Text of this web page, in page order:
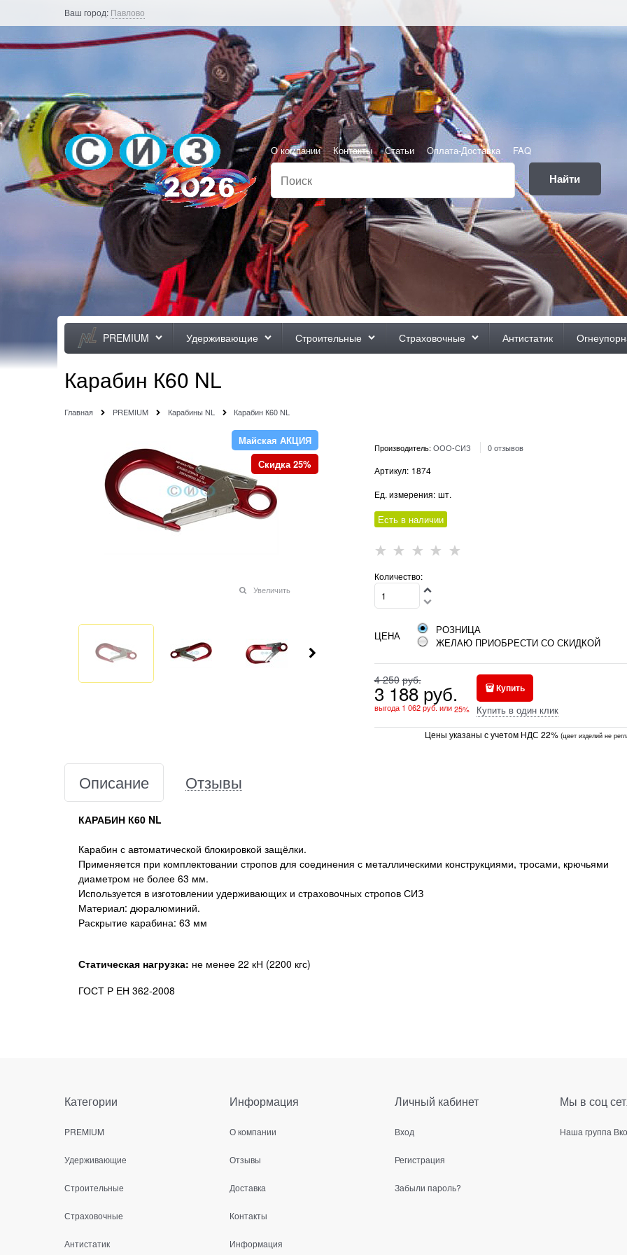
Ваш город: Павлово
О компании Контакты Статьи Оплата-Доставка FAQ
Найти
PREMIUM Удерживающие Строительные Страховочные Антистатик
Карабин К60 NL
Главная PREMIUM Карабины NL Карабин К60 NL
Майская АКЦИЯ
Скидка 25%
Увеличить
Производитель: ООО-СИЗ 0 отзывов
Артикул: 1874
Ед. измерения: шт.
Есть в наличии
Количество:
ЦЕНА
РОЗНИЦА
ЖЕЛАЮ ПРИОБРЕСТИ СО СКИДКОЙ
4 250 руб.
3 188 руб.
выгода 1 062 руб.или25%
Купить
Купить в один клик
Цены указаны с учетом НДС 22% (цвет изделий не
Описание Отзывы
КАРАБИН К60 NL
Карабин с автоматической блокировкой защёлки.
Применяется при комплектовании стропов для соединения с металлическими конструкциями, тросами, крючьями
диаметром не более 63 мм.
Используется в изготовлении удерживающих и страховочных стропов СИЗ
Материал: дюралюминий.
Раскрытие карабина: 63 мм
Статическая нагрузка: не менее 22 кН (2200 кгс)
ГОСТ Р ЕН 362-2008
Категории
PREMIUM
Удерживающие
Строительные
Страховочные
Антистатик
Информация
О компании
Отзывы
Доставка
Контакты
Информация
Личный кабинет
Вход
Регистрация
Забыли пароль?
Мы в соц
Наша группа